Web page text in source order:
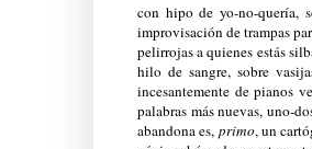
con hipo de yo-no-quería,
improvisación de trampas
pelirrojas a quienes estás
hilo de sangre, sobre
incesantemente de pianos
palabras más nuevas, uno-
abandona es, primo, un